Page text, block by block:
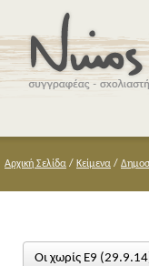
Αρχική Σελίδα / Κείμενα /
Οι χωρίς Ε9